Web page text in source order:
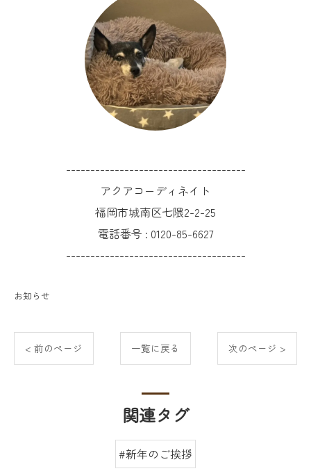
-------------------------------------
アクアコーディネイト
福岡市城南区七隈2-2-25
電話番号 : 0120-85-6627
-------------------------------------
お知らせ
< 前のページ 一覧に戻る 次のページ >
関連タグ
#新年のご挨拶